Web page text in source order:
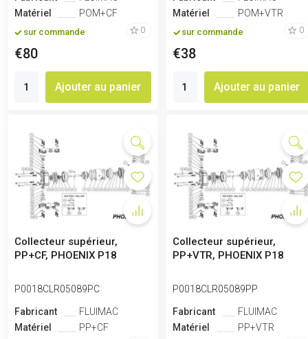
Matériel
POM+CF
sur commande 0
€80
Ajouter au panier
Matériel
POM+VTR
sur commande 0
€38
Ajouter au panier
Collecteur supérieur,
PP+CF, PHOENIX P18
P0018CLR05089PC
Fabricant
FLUIMAC
Matériel
PP+CF
Collecteur supérieur,
PP+VTR, PHOENIX P18
P0018CLR05089PP
Fabricant
FLUIMAC
Matériel
PP+VTR